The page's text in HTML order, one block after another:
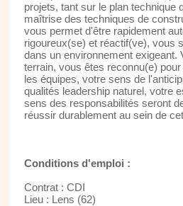
projets, tant sur le plan technique
maîtrise des techniques de
vous permet d'être rapidement
rigoureux(se) et réactif(ve), vous
dans un environnement exigeant.
terrain, vous êtes reconnu(e)
les équipes, votre sens de
qualités leadership naturel, votre
sens des responsabilités seront
réussir durablement au sein de
Conditions d'emploi :
Contrat : CDI
Lieu : Lens (62)